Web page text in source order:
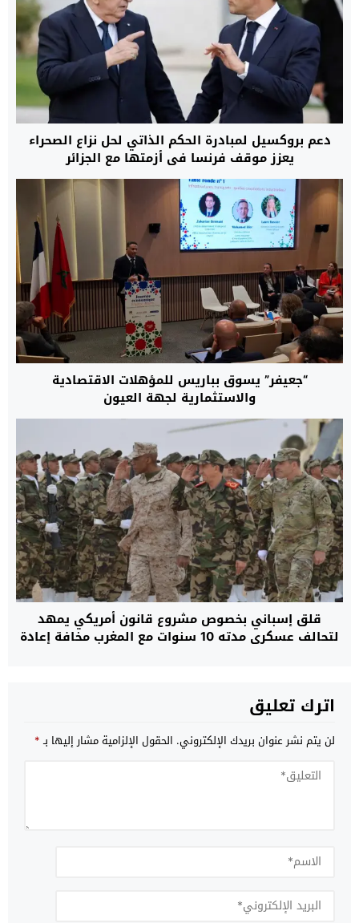
دعم بروكسيل لمبادرة الحكم الذاتي لحل نزاع الصحراء
يعزز موقف فرنسا في أزمتها مع الجزائر
“جعيفر” يسوق بباريس للمؤهلات الاقتصادية
والاستثمارية لجهة العيون
قلق إسباني بخصوص مشروع قانون أمريكي يمهد
لتحالف عسكري مدته 10 سنوات مع المغرب مخافة إعادة
اترك تعليق
لن يتم نشر عنوان بريدك الإلكتروني. الحقول الإلزامية مشار إليها بـ*